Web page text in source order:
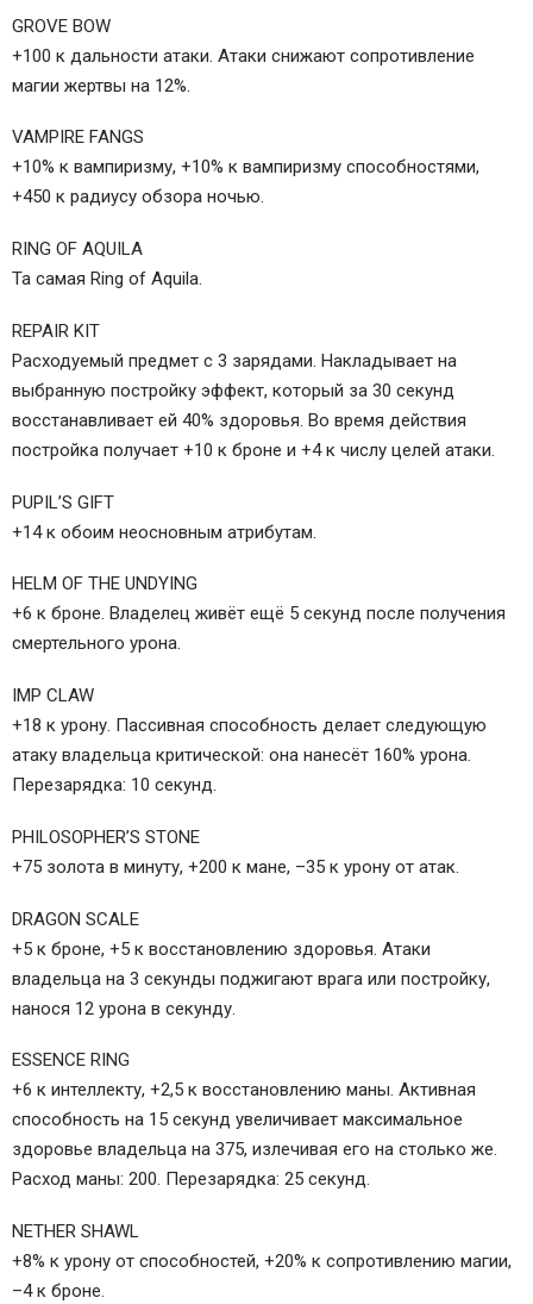
GROVE BOW
+100 к дальности атаки. Атаки снижают сопротивление
магии жертвы на 12%.
VAMPIRE FANGS
+10% к вампиризму, +10% к вампиризму способностями,
+450 к радиусу обзора ночью.
RING OF AQUILA
Та самая Ring of Aquila.
REPAIR KIT
Расходуемый предмет с 3 зарядами. Накладывает на
выбранную постройку эффект, который за 30 секунд
восстанавливает ей 40% здоровья. Во время действия
постройка получает +10 к броне и +4 к числу целей атаки.
PUPIL’S GIFT
+14 к обоим неосновным атрибутам.
HELM OF THE UNDYING
+6 к броне. Владелец живёт ещё 5 секунд после получения
смертельного урона.
IMP CLAW
+18 к урону. Пассивная способность делает следующую
атаку владельца критической: она нанесёт 160% урона.
Перезарядка: 10 секунд.
PHILOSOPHER’S STONE
+75 золота в минуту, +200 к мане, –35 к урону от атак.
DRAGON SCALE
+5 к броне, +5 к восстановлению здоровья. Атаки
владельца на 3 секунды поджигают врага или постройку,
нанося 12 урона в секунду.
ESSENCE RING
+6 к интеллекту, +2,5 к восстановлению маны. Активная
способность на 15 секунд увеличивает максимальное
здоровье владельца на 375, излечивая его на столько же.
Расход маны: 200. Перезарядка: 25 секунд.
NETHER SHAWL
+8% к урону от способностей, +20% к сопротивлению магии,
–4 к броне.